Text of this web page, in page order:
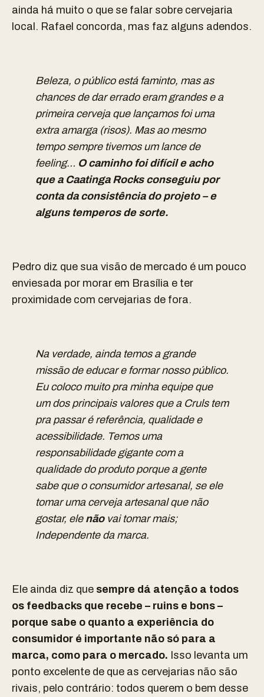
ainda há muito o que se falar sobre cervejaria
local. Rafael concorda, mas faz alguns adendos.
Beleza, o público está faminto, mas as
chances de dar errado eram grandes e a
primeira cerveja que lançamos foi uma
extra amarga (risos). Mas ao mesmo
tempo sempre tivemos um lance de
feeling… O caminho foi difícil e acho
que a Caatinga Rocks conseguiu por
conta da consistência do projeto – e
alguns temperos de sorte.
Pedro diz que sua visão de mercado é um pouco
enviesada por morar em Brasília e ter
proximidade com cervejarias de fora.
Na verdade, ainda temos a grande
missão de educar e formar nosso público.
Eu coloco muito pra minha equipe que
um dos principais valores que a Cruls tem
pra passar é referência, qualidade e
acessibilidade. Temos uma
responsabilidade gigante com a
qualidade do produto porque a gente
sabe que o consumidor artesanal, se ele
tomar uma cerveja artesanal que não
gostar, ele nãovai tomar mais;
Independente da marca.
Ele ainda diz que sempre dá atenção a todos
os feedbacks que recebe – ruins e bons –
porque sabe o quanto a experiência do
consumidor é importante não só para a
marca, como para o mercado. Isso levanta um
ponto excelente de que as cervejarias não são
rivais, pelo contrário: todos querem o bem desse